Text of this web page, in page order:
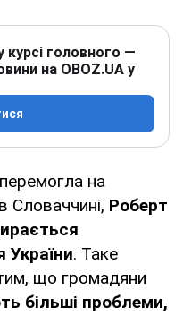
головного —
на OBOZ.UA у
на
Словаччині, Роберт
. Таке
що громадяни
більші проблеми,